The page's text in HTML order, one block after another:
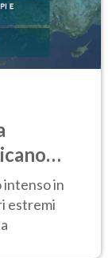
in
estremi